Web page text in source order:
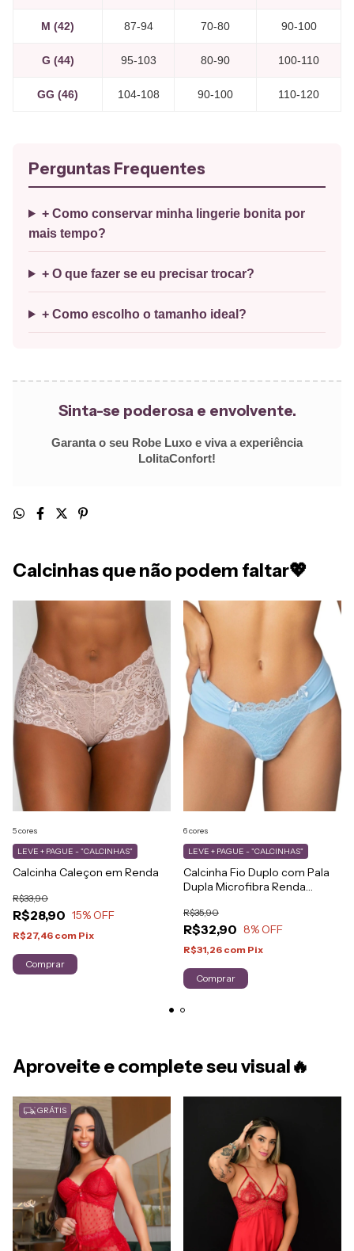
M (42) 87-94 70-80 90-100
G (44) 95-103 80-90 100-110
GG (46) 104-108 90-100 110-120
Perguntas Frequentes
+ Como conservar minha lingerie bonita por
mais tempo?
+ O que fazer se eu precisar trocar?
+ Como escolho o tamanho ideal?
Sinta-se poderosa e envolvente.
Garanta o seu Robe Luxo e viva a experiência
LolitaConfort!
Calcinhas que não podem faltar💖
Calcinha Caleçon em Renda
R$28,90
R$33,90
15% OFF
LEVE + PAGUE - "CALCINHAS"
R$27,46 com Pix
5 cores
Comprar
Calcinha Fio Duplo com Pala
Dupla Microfibra Renda
R$32,90
R$35,90
8% OFF
LEVE + PAGUE - "CALCINHAS"
R$31,26 com Pix
6 cores
Comprar
Aproveite e complete seu visual🔥
GRÁTIS